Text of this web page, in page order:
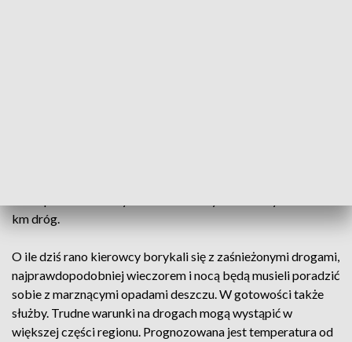
km dróg.
O ile dziś rano kierowcy borykali się z zaśnieżonymi drogami,
najprawdopodobniej wieczorem i nocą będą musieli poradzić
sobie z marznącymi opadami deszczu. W gotowości także
służby. Trudne warunki na drogach mogą wystąpić w
większej części regionu. Prognozowana jest temperatura od